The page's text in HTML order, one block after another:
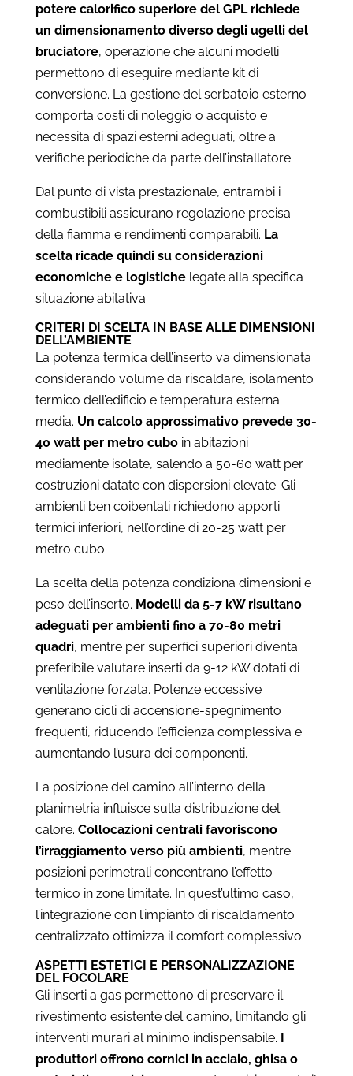
potere calorifico superiore del GPL richiede
un dimensionamento diverso degli ugelli del
bruciatore, operazione che alcuni modelli
permettono di eseguire mediante kit di
conversione. La gestione del serbatoio esterno
comporta costi di noleggio o acquisto e
necessita di spazi esterni adeguati, oltre a
verifiche periodiche da parte dell’installatore.
Dal punto di vista prestazionale, entrambi i
combustibili assicurano regolazione precisa
della fiamma e rendimenti comparabili. La
scelta ricade quindi su considerazioni
economiche e logistichelegate alla specifica
situazione abitativa.
CRITERI DI SCELTA IN BASE ALLE DIMENSIONI
DELL’AMBIENTE
La potenza termica dell’inserto va dimensionata
considerando volume da riscaldare, isolamento
termico dell’edificio e temperatura esterna
media. Un calcolo approssimativo prevede 30-
40 watt per metro cuboin abitazioni
mediamente isolate, salendo a 50-60 watt per
costruzioni datate con dispersioni elevate. Gli
ambienti ben coibentati richiedono apporti
termici inferiori, nell’ordine di 20-25 watt per
metro cubo.
La scelta della potenza condiziona dimensioni e
peso dell’inserto. Modelli da 5-7 kW risultano
adeguati per ambienti fino a 70-80 metri
quadri, mentre per superfici superiori diventa
preferibile valutare inserti da 9-12 kW dotati di
ventilazione forzata. Potenze eccessive
generano cicli di accensione-spegnimento
frequenti, riducendo l’efficienza complessiva e
aumentando l’usura dei componenti.
La posizione del camino all’interno della
planimetria influisce sulla distribuzione del
calore. Collocazioni centrali favoriscono
l’irraggiamento verso più ambienti, mentre
posizioni perimetrali concentrano l’effetto
termico in zone limitate. In quest’ultimo caso,
l’integrazione con l’impianto di riscaldamento
centralizzato ottimizza il comfort complessivo.
ASPETTI ESTETICI E PERSONALIZZAZIONE
DEL FOCOLARE
Gli inserti a gas permettono di preservare il
rivestimento esistente del camino, limitando gli
interventi murari al minimo indispensabile. I
produttori offrono cornici in acciaio, ghisa o